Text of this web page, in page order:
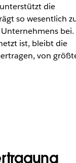
die
so wesentlich
ist, bleibt die
von